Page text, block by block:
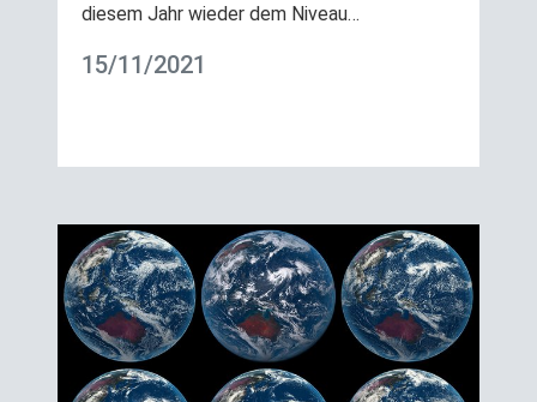
diesem Jahr wieder dem Niveau…
15/11/2021